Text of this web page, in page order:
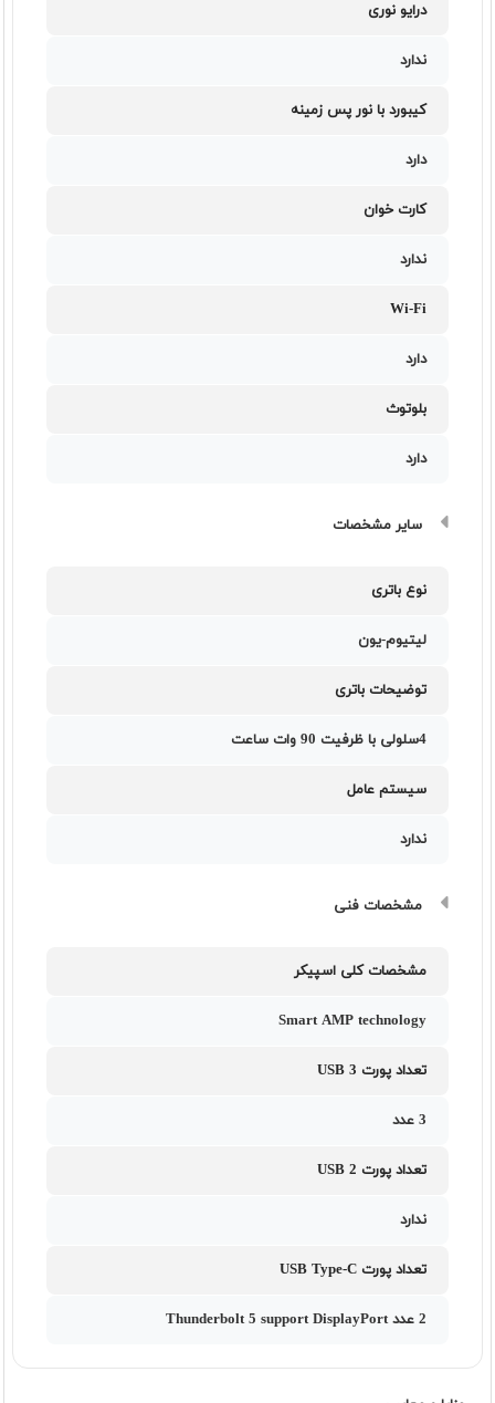
درایو نوری
ندارد
کیبورد با نور پس زمینه
دارد
کارت خوان
ندارد
Wi-Fi
دارد
بلوتوث
دارد
سایر مشخصات
نوع باتری
لیتیوم-یون
توضیحات باتری
4سلولی با ظرفیت 90 وات ساعت
سیستم عامل
ندارد
مشخصات فنی
مشخصات کلی اسپیکر
Smart AMP technology
تعداد پورت USB 3
3 عدد
تعداد پورت USB 2
ندارد
تعداد پورت USB Type-C
2 عدد Thunderbolt 5 support DisplayPort